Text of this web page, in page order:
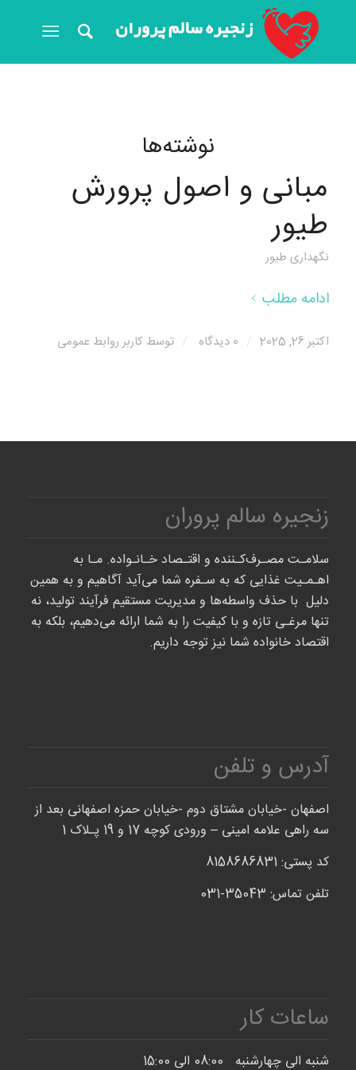
نوشته‌ها
مبانی و اصول پرورش
طیور
نگهداری طیور
ادامه مطلب
اکتبر 26, 2025 / 0 دیدگاه / توسط کاربر روابط عمومی
زنجیره سالم پروران
سلامـت مصـرف‌کـننده و اقتـصاد خـانـواده. مـا به
اهـمـیت غذایی که به سـفره شما می‌آید آگاهیم و به همین
دلیل با حذف واسطه‌ها و مدیریت مستقیم فرآیند تولید، نه
تنها مرغـی تازه و با کیفیت را به شما ارائه می‌دهیم، بلکه به
اقتصاد خانواده شما نیز توجه داریم.
آدرس و تلفن
اصفهان -خیابان مشتاق دوم -خیابان حمزه اصفهانی بعد از
سه راهی علامه امینی – ورودی کوچه 17 و 19 پـلاک 1
کد پستی: 8158686831
تلفن تماس: 35043-031
ساعات کار
شنبه الی چهارشنبه 08:00 الی 15:00